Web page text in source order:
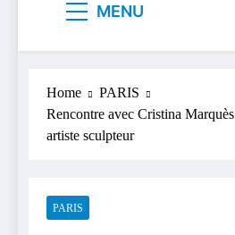
MENU
Home
PARIS
Rencontre avec Cristina Marquès
artiste sculpteur
PARIS